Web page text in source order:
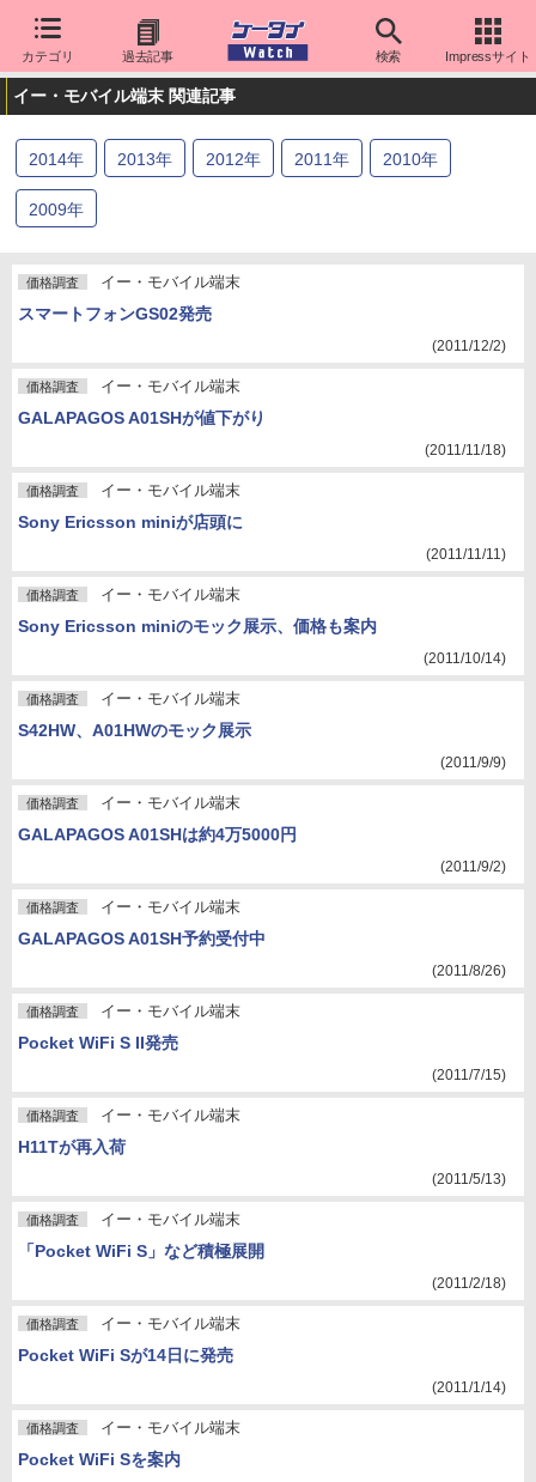
カテゴリ 過去記事 検索 Impressサイト
イー・モバイル端末 関連記事
2014年 2013年 2012年 2011年 2010年
2009年
価格調査 イー・モバイル端末
スマートフォンGS02発売
(2011/12/2)
価格調査 イー・モバイル端末
GALAPAGOS A01SHが値下がり
(2011/11/18)
価格調査 イー・モバイル端末
Sony Ericsson miniが店頭に
(2011/11/11)
価格調査 イー・モバイル端末
Sony Ericsson miniのモック展示、価格も案内
(2011/10/14)
価格調査 イー・モバイル端末
S42HW、A01HWのモック展示
(2011/9/9)
価格調査 イー・モバイル端末
GALAPAGOS A01SHは約4万5000円
(2011/9/2)
価格調査 イー・モバイル端末
GALAPAGOS A01SH予約受付中
(2011/8/26)
価格調査 イー・モバイル端末
Pocket WiFi S II発売
(2011/7/15)
価格調査 イー・モバイル端末
H11Tが再入荷
(2011/5/13)
価格調査 イー・モバイル端末
「Pocket WiFi S」など積極展開
(2011/2/18)
価格調査 イー・モバイル端末
Pocket WiFi Sが14日に発売
(2011/1/14)
価格調査 イー・モバイル端末
Pocket WiFi Sを案内